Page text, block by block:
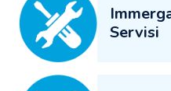
Servisi